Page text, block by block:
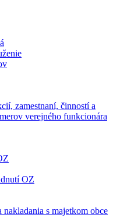
zamestnaní, činností a
verejného funkcionára
OZ
nakladania s majetkom obce